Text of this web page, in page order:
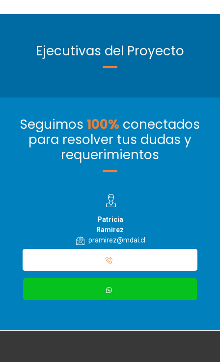
Ejecutivas del Proyecto
Seguimos 100% conectados
para resolver tus dudas y
requerimientos
Patricia
Ramirez
pramirez@mdai.cl